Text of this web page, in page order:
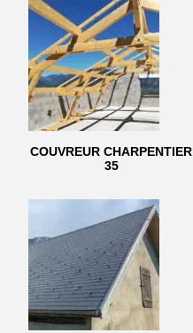
COUVREUR CHARPENTIER
35